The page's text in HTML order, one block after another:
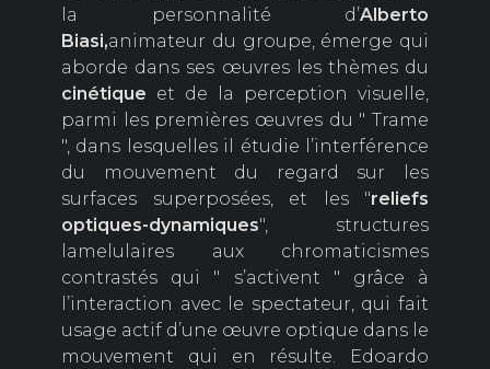
la personnalité d’Alberto
Biasi,animateur du groupe, émerge qui
aborde dans ses œuvres les thèmes du
cinétique et de la perception visuelle,
parmi les premières œuvres du " Trame
", dans lesquelles il étudie l’interférence
du mouvement du regard sur les
surfaces superposées, et les "reliefs
optiques-dynamiques", structures
lamelulaires aux chromaticismes
contrastés qui " s’activent " grâce à
l’interaction avec le spectateur, qui fait
usage actif d’une œuvre optique dans le
mouvement qui en résulte. Edoardo